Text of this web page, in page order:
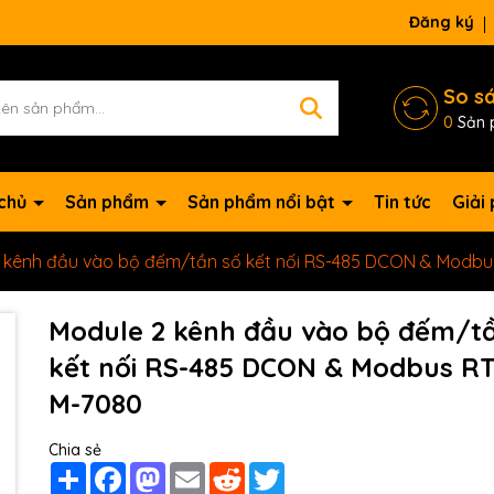
Đăng ký
So
0 Sản
Sản phẩm Sản phẩm nổi bật Tin tức Giải
kênh đầu vào bộ đếm/tần số kết nối RS-485 DCON &
Module 2 kênh đầu vào bộ đếm/
kết nối RS-485 DCON & Modbus
M-7080
Chia sẻ
Share FacebookMastodon
Email Reddit
Mã giảm giá: